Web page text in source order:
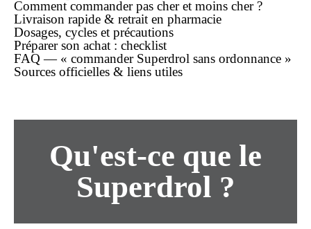
Comment commanderpas cheret moins cher?
Livraison rapide & retrait en pharmacie
Dosages, cycles et précautions
Préparer son achat : checklist
FAQ — « commander Superdrol sans ordonnance »
Sources officielles & liens utiles
Qu'est-ce que le
Superdrol ?